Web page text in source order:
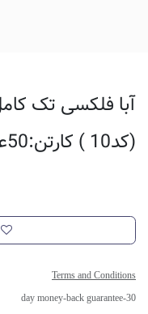
(کد10 ) کارتن:50عدد
Terms and Conditions
30-day money-back guarantee